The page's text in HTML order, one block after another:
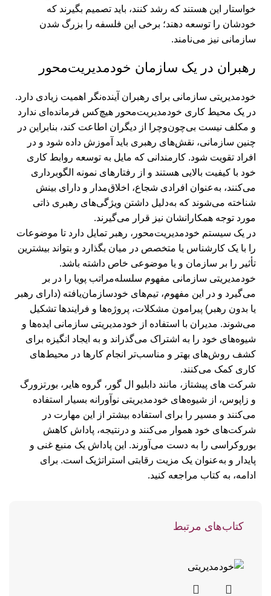
خواستار این هستند که رشد کنند، باید تصمیم بگیرند که
خودشان را توسعه دهند؛ برخی این فلسفه را بزرگ شدن
سازمانی نیز می‌نامند.
رهبران در یک سازمان خودمدیریت‌محور
خودمدیریتی سازمانی برای رهبران آینده‌نگر اهمیت زیادی دارد.
در یک محیط کاری خودمدیریت‌محور هیچ‌کس فرمانده‌ای ندارد
و مکلف نیست بی‌چون‌وچرا از دیگران اطاعت کند، بنابراین در
چنین سازمانی، نقش‌های رهبری باید آموزش داده شود و در
افراد تقویت شود. کارمندانی که مایل به توسعه روابط کاری
خود با کیفیت بالایی هستند و از رفتارهای نمونه الگوبرداری
می‌کنند، به‌عنوان افرادی شجاع، اخلاق‌مدار و دارای بینش
شناخته می‌شوند که به‌دلیل داشتن ویژگی‌های رهبری ذاتی
مورد توجه همکارانشان نیز قرار می‌گیرند.
در یک سیستم خودمدیریت‌محور، رهبر تمایل دارد تا موضوعات
را با یک کارشناس یا متخصص در میان بگذارد و بتواند بیشترین
تأثیر را بر سازمان و یا موضوعی خاص داشته باشد.
خودمدیریتی سازمانی مفهوم سلسله‌مراتب پویا را در بر
می‌گیرد و در این مفهوم، تیم‌های خودسازمان‌یافته (دارای رهبر
یا بدون رهبر) پیرامون مشکلات، پروژه‌ها و فرایندها تشکیل
می‌شوند. مدیران با استفاده از خودمدیریتی سازمانی ایده‌ها و
شیوه‌های خود را به اشتراک می‌گذراند و به ایجاد انگیزه برای
کشف روش‌های بهتر و مناسب‌تر انجام کارها در محیط‌های
کاری کمک می‌کنند.
شرکت های پیشتاز، مانند دابلیو ال گور، گروه هایر، بورتزورگ
و زاپوس، از شیوه‌های خودمدیریتی نوآورانه بسیار استفاده
می‌کنند و مسیر را برای استفاده بیشتر از این مهارت در
شرکت‌های خود هموار می‌کنند و درنتیجه، پاداش کاهش
بوروکراسی را به دست می‌آورند. این پاداش یک منبع غنی و
پایدار و به‌عنوان یک مزیت رقابتی استراتژیک است. برای
ادامه، به کتاب مراجعه کنید.
کتاب‌های مرتبط